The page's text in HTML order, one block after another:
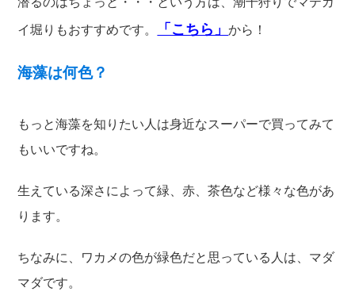
イ堀りもおすすめです。 「こちら」から！
海藻は何色？
もっと海藻を知りたい人は身近なスーパーで買ってみて
もいいですね。
生えている深さによって緑、赤、茶色など様々な色があ
ります。
ちなみに、ワカメの色が緑色だと思っている人は、マダ
マダです。